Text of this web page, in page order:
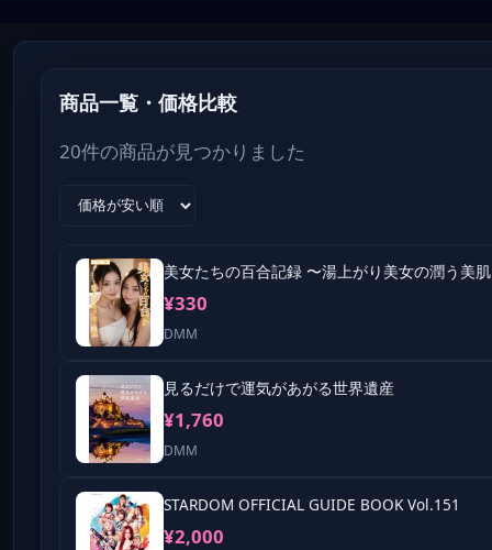
商品一覧・価格比較
20件の商品が見つかりました
¥330
DMM
見るだけで運気があがる世界遺産
¥1,760
DMM
STARDOM OFFICIAL GUIDE BOOK Vol.151
¥2,000